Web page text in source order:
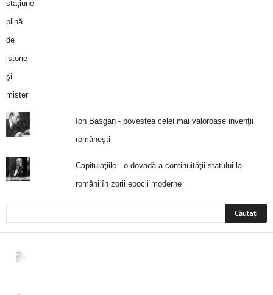
Ion Basgan - povestea celei mai valoroase invenţii
româneşti
Capitulaţiile - o dovadă a continuităţii statului la
români în zorii epocii moderne
2,265